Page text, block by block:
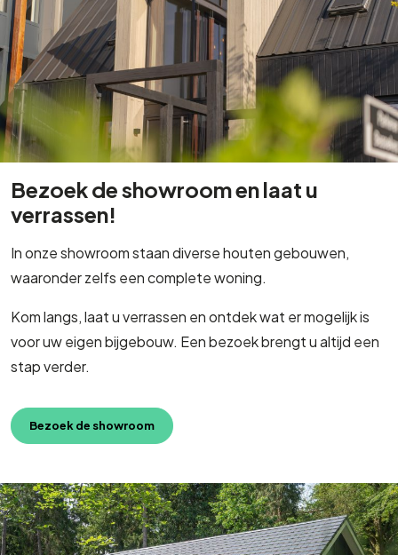
Bezoek de showroom en laat u
verrassen!
In onze showroom staan diverse houten gebouwen,
waaronder zelfs een complete woning.
Kom langs, laat u verrassen en ontdek wat er mogelijk is
voor uw eigen bijgebouw. Een bezoek brengt u altijd een
stap verder.
Bezoek de showroom